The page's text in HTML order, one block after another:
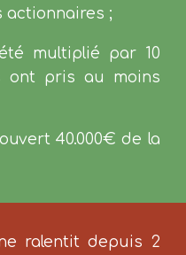
actionnaires ;
multiplié par 10
ont pris au moins
40.000€ de la
ralentit depuis 2